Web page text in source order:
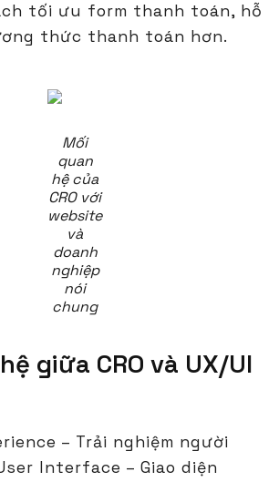
tối ưu form thanh toán, hỗ
thức thanh toán hơn.
Mối
quan
hệ của
CRO với
website
và
doanh
nghiệp
nói
chung
giữa CRO và UX/UI
– Trải nghiệm người
Interface – Giao diện